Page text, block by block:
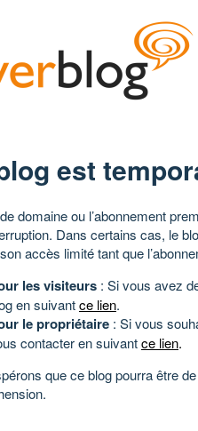
est
domaine ou l’abonnement
Dans certains cas, le
accès limité tant que
les visiteurs : Si vous avez
en suivantce lien.
le propriétaire : Si vous
contacter en suivantce lien.
que ce blog pourra être